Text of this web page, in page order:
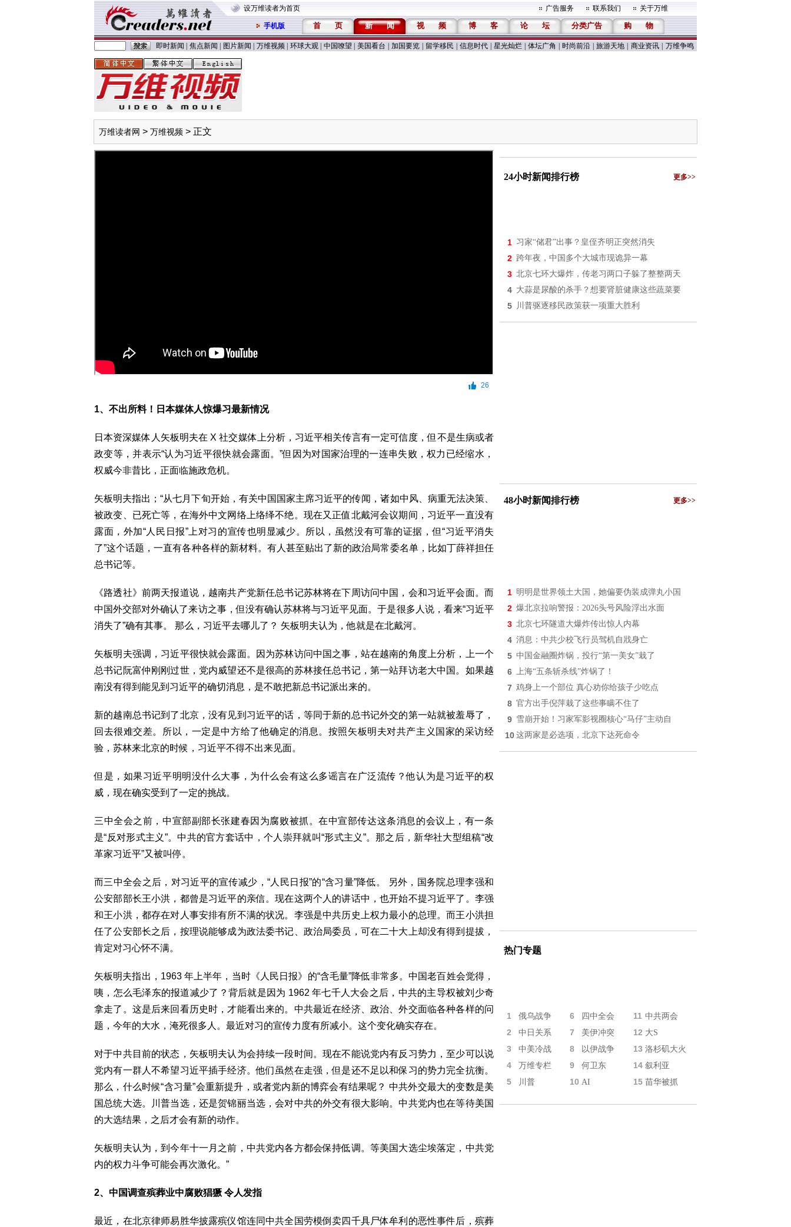
设万维读者为首页 广告服务 联系我们 关于万维
手机版 首 页 新 闻 视 频 博 客 论 坛 分类广告 购 物
即时新闻 焦点新闻 图片新闻 万维视频 环球大观 中国嘹望 美国看台 加国要览 留学移民 信息时代 星光灿烂 体坛广角 时尚前沿 旅游天地 商业资讯 万维争鸣
万维读者网 > 万维视频 > 正文
26
1、不出所料！日本媒体人惊爆习最新情况
日本资深媒体人矢板明夫在 X 社交媒体上分析，习近平相关传言有一定可信度，但不是生病或者
政变等，并表示“认为习近平很快就会露面。”但因为对国家治理的一连串失败，权力已经缩水，
权威今非昔比，正面临施政危机。
矢板明夫指出；“从七月下旬开始，有关中国国家主席习近平的传闻，诸如中风、病重无法决策、
被政变、已死亡等，在海外中文网络上络绎不绝。现在又正值北戴河会议期间，习近平一直没有
露面，外加“人民日报”上对习的宣传也明显减少。所以，虽然没有可靠的证据，但“习近平消失
了”这个话题，一直有各种各样的新材料。有人甚至贴出了新的政治局常委名单，比如丁薛祥担任
总书记等。
《路透社》前两天报道说，越南共产党新任总书记苏林将在下周访问中国，会和习近平会面。而
中国外交部对外确认了来访之事，但没有确认苏林将与习近平见面。于是很多人说，看来“习近平
消失了”确有其事。 那么，习近平去哪儿了？ 矢板明夫认为，他就是在北戴河。
矢板明夫强调，习近平很快就会露面。因为苏林访问中国之事，站在越南的角度上分析，上一个
总书记阮富仲刚刚过世，党内威望还不是很高的苏林接任总书记，第一站拜访老大中国。如果越
南没有得到能见到习近平的确切消息，是不敢把新总书记派出来的。
新的越南总书记到了北京，没有见到习近平的话，等同于新的总书记外交的第一站就被羞辱了，
回去很难交差。所以，一定是中方给了他确定的消息。按照矢板明夫对共产主义国家的采访经
验，苏林来北京的时候，习近平不得不出来见面。
但是，如果习近平明明没什么大事，为什么会有这么多谣言在广泛流传？他认为是习近平的权
威，现在确实受到了一定的挑战。
三中全会之前，中宣部副部长张建春因为腐败被抓。在中宣部传达这条消息的会议上，有一条
是“反对形式主义”。中共的官方套话中，个人崇拜就叫“形式主义”。那之后，新华社大型组稿“改
革家习近平”又被叫停。
而三中全会之后，对习近平的宣传减少，“人民日报”的“含习量”降低。 另外，国务院总理李强和
公安部部长王小洪，都曾是习近平的亲信。现在这两个人的讲话中，也开始不提习近平了。李强
和王小洪，都存在对人事安排有所不满的状况。李强是中共历史上权力最小的总理。而王小洪担
任了公安部长之后，按理说能够成为政法委书记、政治局委员，可在二十大上却没有得到提拔，
肯定对习心怀不满。
矢板明夫指出，1963 年上半年，当时《人民日报》的“含毛量”降低非常多。中国老百姓会觉得，
咦，怎么毛泽东的报道减少了？背后就是因为 1962 年七千人大会之后，中共的主导权被刘少奇
拿走了。这是后来回看历史时，才能看出来的。中共最近在经济、政治、外交面临各种各样的问
题，今年的大水，淹死很多人。最近对习的宣传力度有所减小。这个变化确实存在。
对于中共目前的状态，矢板明夫认为会持续一段时间。现在不能说党内有反习势力，至少可以说
党内有一群人不希望习近平插手经济。他们虽然在走强，但是还不足以和保习的势力完全抗衡。
那么，什么时候“含习量”会重新提升，或者党内新的博弈会有结果呢？ 中共外交最大的变数是美
国总统大选。川普当选，还是贺锦丽当选，会对中共的外交有很大影响。中共党内也在等待美国
的大选结果，之后才会有新的动作。
矢板明夫认为，到今年十一月之前，中共党内各方都会保持低调。等美国大选尘埃落定，中共党
内的权力斗争可能会再次激化。”
2、中国调查殡葬业中腐败猖獗 令人发指
最近，在北京律师易胜华披露殡仪馆连同中共全国劳模倒卖四千具尸体牟利的恶性事件后，殡葬
24小时新闻排行榜 更多>>
1 习家“储君”出事？皇侄齐明正突然消失
2 跨年夜，中国多个大城市现诡异一幕
3 北京七环大爆炸，传老习两口子躲了整整两天
4 大蒜是尿酸的杀手？想要肾脏健康这些蔬菜要
5 川普驱逐移民政策获一项重大胜利
48小时新闻排行榜 更多>>
1 明明是世界领土大国，她偏要伪装成弹丸小国
2 爆北京拉响警报：2026头号风险浮出水面
3 北京七环隧道大爆炸传出惊人内幕
4 消息：中共少校飞行员驾机自戕身亡
5 中国金融圈炸锅，投行“第一美女”栽了
6 上海“五条斩杀线”炸锅了！
7 鸡身上一个部位 真心劝你给孩子少吃点
8 官方出手倪萍栽了这些事瞒不住了
9 雪崩开始！习家军影视圈核心“马仔”主动自
10 这两家是必选项，北京下达死命令
热门专题
1 俄乌战争 6 四中全会 11 中共两会
2 中日关系 7 美伊冲突 12 大S
3 中美冷战 8 以伊战争 13 洛杉矶大火
4 万维专栏 9 何卫东 14 叙利亚
5 川普 10 AI 15 苗华被抓